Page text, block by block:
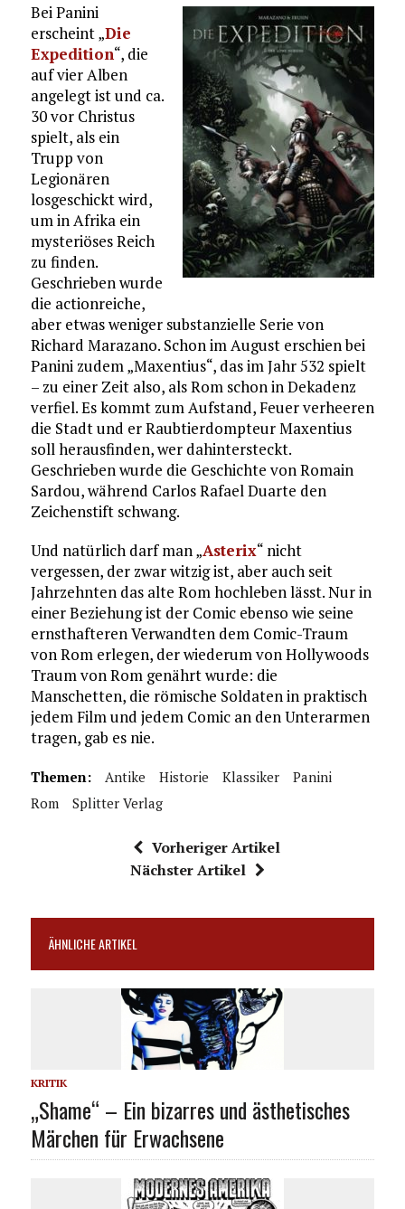
Bei Panini
erscheint „Die
Expedition“, die
auf vier Alben
angelegt ist und ca.
30 vor Christus
spielt, als ein
Trupp von
Legionären
losgeschickt wird,
um in Afrika ein
mysteriöses Reich
zu finden.
Geschrieben wurde
die actionreiche,
aber etwas weniger substanzielle Serie von
Richard Marazano. Schon im August erschien bei
Panini zudem „Maxentius“, das im Jahr 532 spielt
– zu einer Zeit also, als Rom schon in Dekadenz
verfiel. Es kommt zum Aufstand, Feuer verheeren
die Stadt und er Raubtierdompteur Maxentius
soll herausfinden, wer dahintersteckt.
Geschrieben wurde die Geschichte von Romain
Sardou, während Carlos Rafael Duarte den
Zeichenstift schwang.
Und natürlich darf man „Asterix“ nicht
vergessen, der zwar witzig ist, aber auch seit
Jahrzehnten das alte Rom hochleben lässt. Nur in
einer Beziehung ist der Comic ebenso wie seine
ernsthafteren Verwandten dem Comic-Traum
von Rom erlegen, der wiederum von Hollywoods
Traum von Rom genährt wurde: die
Manschetten, die römische Soldaten in praktisch
jedem Film und jedem Comic an den Unterarmen
tragen, gab es nie.
Themen: Antike Historie Klassiker
Panini
Rom
Splitter Verlag
Vorheriger Artikel
Nächster Artikel
ÄHNLICHE ARTIKEL
KRITIK
„Shame“ – Ein bizarres und ästhetisches
Märchen für Erwachsene